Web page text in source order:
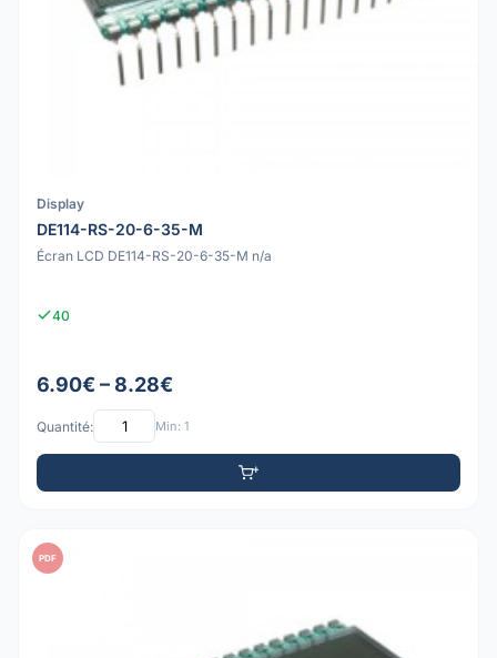
Display
DE114-RS-20-6-35-M
Écran LCD DE114-RS-20-6-35-M n/a
40
6.90€ – 8.28€
Quantité: Min: 1
PDF